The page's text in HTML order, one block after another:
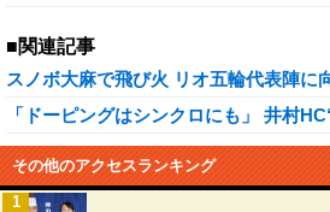
■関連記事
スノボ大麻で飛び火 リオ五輪代表陣に
「ドーピングはシンクロにも」 井村
その他のアクセスランキング
1